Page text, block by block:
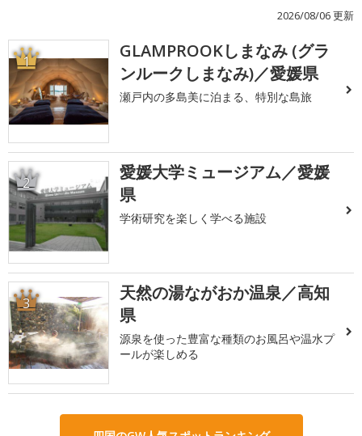
2026/08/06 更新
1
GLAMPROOKしまなみ (グラ
ンルークしまなみ)／愛媛県
瀬戸内の多島美に泊まる、特別な島旅
2
愛媛大学ミュージアム／愛媛
県
学術研究を楽しく学べる施設
3
天然の湯ながおか温泉／高知
県
源泉を使った豊富な種類のお風呂や温水プ
ールが楽しめる